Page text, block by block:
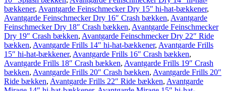
bækkener, Avantgarde Feinschmecker Dry 15″ hi-hat-bækkener,
Avantgarde Feinschmecker Dry 16″ Crash bækken, Avantgarde
Feinschmecker Dry 18″ Crash bækken, Avantgarde Feinschmecker
Dry 19″ Crash bækken, Avantgarde Feinschmecker Dry 22″ Ride
bækken, Avantgarde Frills 14″ hi-hat-bækkener, Avantgarde Frills
15″ hi-hat-bækkener, Avantgarde Frills 16″ Crash bækken,
Avantgarde Frills 18″ Crash bækken, Avantgarde Frills 19″ Crash
bækken, Avantgarde Frills 20″ Crash bækken, Avantgarde Frills 20″
Ride bækken, Avantgarde Frills 22″ Ride bækken, Avantgarde